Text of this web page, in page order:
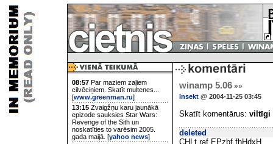
08:57 Par maziem zaļiem
cilvēciņiem. Skatīt multenes...
[www.greenman.ru]
13:15 Zvaigžņu karu jaunākā
epizode sauksies Star Wars:
Revenge of the Sith un
noskatīties to varēsim 2005.
gada maijā. [yahoo news]
winamp 5.06 »»
Insekt @ 2004-11-25 03:45
Skatīt komentārus: viltīgi
deleted
CHLt raf EPzbf fhHdxH